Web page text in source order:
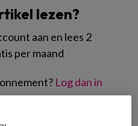
lezen?
aan en lees 2
per maand
Log dan in